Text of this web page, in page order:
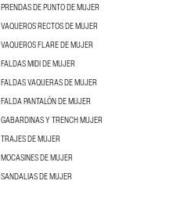
PRENDAS DE PUNTO DE MUJER
VAQUEROS RECTOS DE MUJER
VAQUEROS FLARE DE MUJER
FALDAS MIDI DE MUJER
FALDAS VAQUERAS DE MUJER
FALDA PANTALÓN DE MUJER
GABARDINAS Y TRENCH MUJER
TRAJES DE MUJER
MOCASINES DE MUJER
SANDALIAS DE MUJER